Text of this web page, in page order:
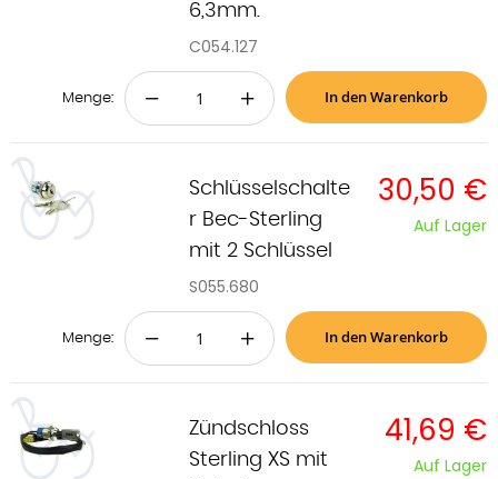
6,3mm.
C054.127
Menge: − + In den Warenkorb
Schlüsselschalte
r Bec-Sterling
mit 2 Schlüssel
S055.680
30,50 €
Auf Lager
Menge: − + In den Warenkorb
Zündschloss
Sterling XS mit
41,69 €
Auf Lager